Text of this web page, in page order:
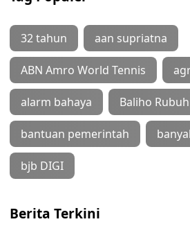
32 tahun aan supriatna
ABN Amro World Tennis
alarm bahaya Baliho Rubuh
bantuan pemerintah
bjb DIGI
Berita Terkini